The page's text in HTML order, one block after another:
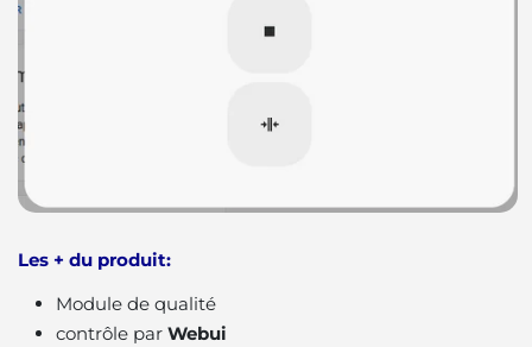
Les + du produit:
Module de qualité
contrôle par Webui